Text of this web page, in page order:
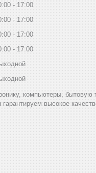
17:00
17:00
17:00
17:00
компьютеры, бытовую
высокое